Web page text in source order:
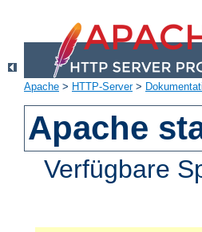
Apache > HTTP-Server>
Apache
Verfügbare